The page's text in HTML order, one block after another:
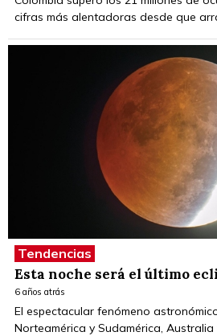
cifras más alentadoras desde que
Tendencias
Esta noche será el último
6 años atrás
El espectacular fenómeno
Norteamérica y Sudamérica,